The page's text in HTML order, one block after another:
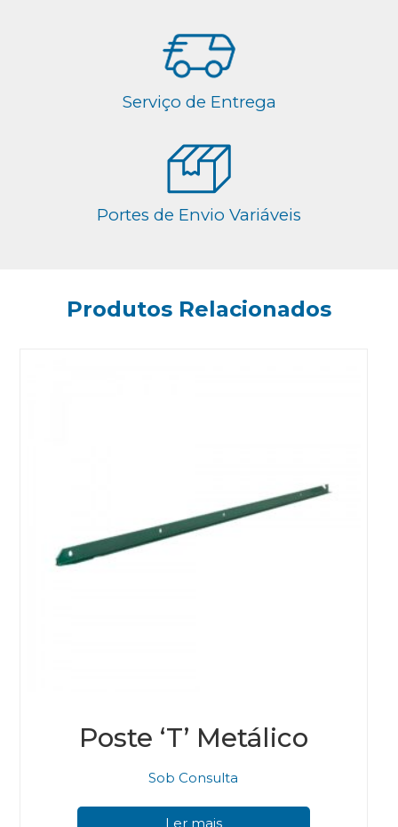
Serviço de Entrega
Portes de Envio Variáveis
Produtos Relacionados
Poste ‘T’ Metálico
Sob Consulta
Ler mais